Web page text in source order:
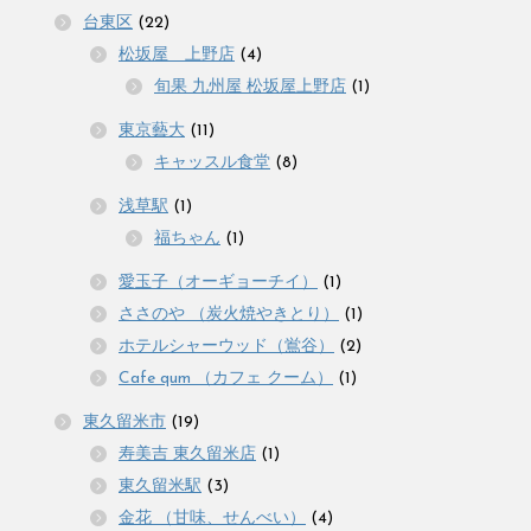
台東区 (22)
松坂屋 上野店 (4)
旬果 九州屋 松坂屋上野店 (1)
東京藝大 (11)
キャッスル食堂 (8)
浅草駅 (1)
福ちゃん (1)
愛玉子（オーギョーチイ）
(1)
ささのや （炭火焼やきとり）
(1)
ホテルシャーウッド（鴬谷）
(2)
Cafe qum （カフェ クーム）
(1)
東久留米市 (19)
寿美吉 東久留米店 (1)
東久留米駅 (3)
金花 （甘味、せんべい）
(4)